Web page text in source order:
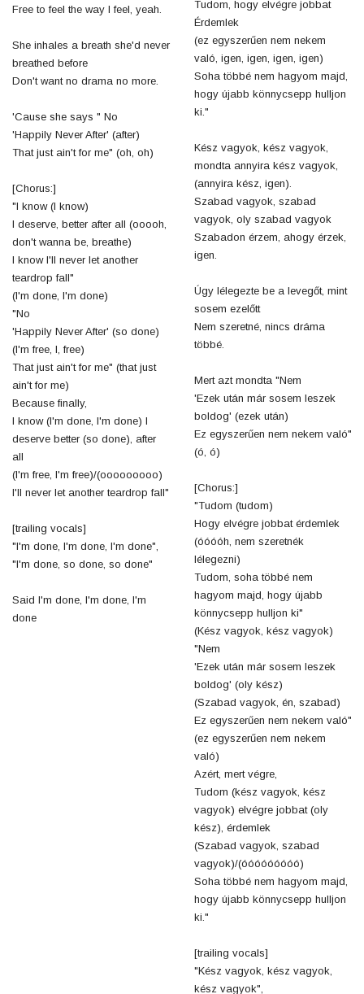
Free to feel the way I feel, yeah.
She inhales a breath she'd never
breathed before
Don't want no drama no more.
'Cause she says " No
'Happily Never After' (after)
That just ain't for me" (oh, oh)
[Chorus:]
"I know (I know)
I deserve, better after all (ooooh,
don't wanna be, breathe)
I know I'll never let another
teardrop fall"
(I'm done, I'm done)
"No
'Happily Never After' (so done)
(I'm free, I, free)
That just ain't for me" (that just
ain't for me)
Because finally,
I know (I'm done, I'm done) I
deserve better (so done), after
all
(I'm free, I'm free)/(ooooooooo)
I'll never let another teardrop fall"
[trailing vocals]
"I'm done, I'm done, I'm done",
"I'm done, so done, so done"
Said I'm done, I'm done, I'm
done
Tudom, hogy elvégre jobbat
Érdemlek
(ez egyszerűen nem nekem
való, igen, igen, igen, igen)
Soha többé nem hagyom majd,
hogy újabb könnycsepp hulljon
ki."
Kész vagyok, kész vagyok,
mondta annyira kész vagyok,
(annyira kész, igen).
Szabad vagyok, szabad
vagyok, oly szabad vagyok
Szabadon érzem, ahogy érzek,
igen.
Úgy lélegezte be a levegőt, mint
sosem ezelőtt
Nem szeretné, nincs dráma
többé.
Mert azt mondta "Nem
'Ezek után már sosem leszek
boldog' (ezek után)
Ez egyszerűen nem nekem való"
(ó, ó)
[Chorus:]
"Tudom (tudom)
Hogy elvégre jobbat érdemlek
(óóóóh, nem szeretnék
lélegezni)
Tudom, soha többé nem
hagyom majd, hogy újabb
könnycsepp hulljon ki"
(Kész vagyok, kész vagyok)
"Nem
'Ezek után már sosem leszek
boldog' (oly kész)
(Szabad vagyok, én, szabad)
Ez egyszerűen nem nekem való"
(ez egyszerűen nem nekem
való)
Azért, mert végre,
Tudom (kész vagyok, kész
vagyok) elvégre jobbat (oly
kész), érdemlek
(Szabad vagyok, szabad
vagyok)/(óóóóóóóóó)
Soha többé nem hagyom majd,
hogy újabb könnycsepp hulljon
ki."
[trailing vocals]
"Kész vagyok, kész vagyok,
kész vagyok",